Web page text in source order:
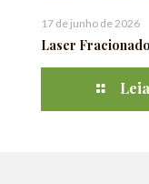
17 de junho de 2026
Laser Fracionado